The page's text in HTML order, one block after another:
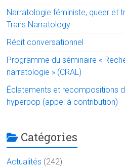
Narratologie féministe, queer et
Trans Narratology
Récit conversationnel
Programme du séminaire «
narratologie » (CRAL)
Éclatements et recompositions
hyperpop (appel à contribution)
Catégories
Actualités (242)